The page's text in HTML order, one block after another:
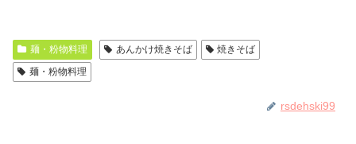
麺・粉物料理 あんかけ焼きそば
焼きそば
麺・粉物料理
rsdehski99